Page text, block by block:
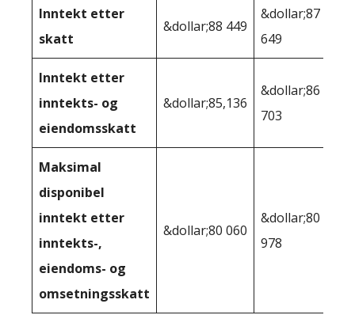
Inntekt etter
skatt
&dollar;88 449
&dollar;87
649
Inntekt etter
inntekts- og
eiendomsskatt
&dollar;85,136
&dollar;86
703
Maksimal
disponibel
inntekt etter
inntekts-,
eiendoms- og
omsetningsskatt
&dollar;80 060
&dollar;80
978